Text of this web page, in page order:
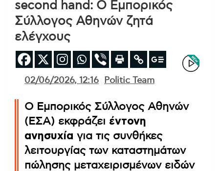
second hand: Ο Εμπορικός
Σύλλογος Αθηνών ζητά
ελέγχους
02/06/2026, 12:16 Politic Team
Ο Εμπορικός Σύλλογος Αθηνών
(ΕΣΑ) εκφράζει έντονη
ανησυχία για τις συνθήκες
λειτουργίας των καταστημάτων
πώλησης μεταχειρισμένων ειδών